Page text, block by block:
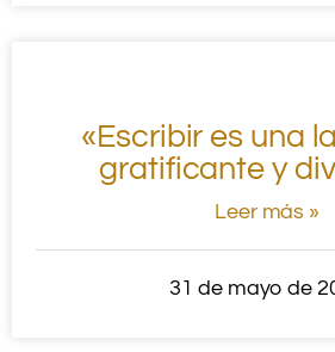
«Escribir es una
gratificante y
Leer más »
31 de mayo de